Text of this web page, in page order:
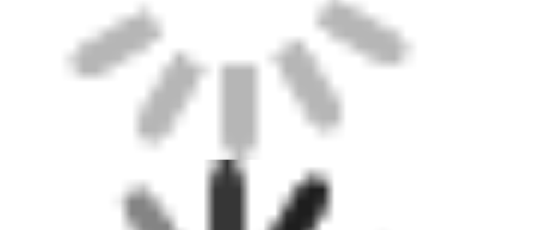
Pavimentadores de borracha interligados
grama artificial plena
Grânulo de borracha de SBR
Aglutinantes de PU